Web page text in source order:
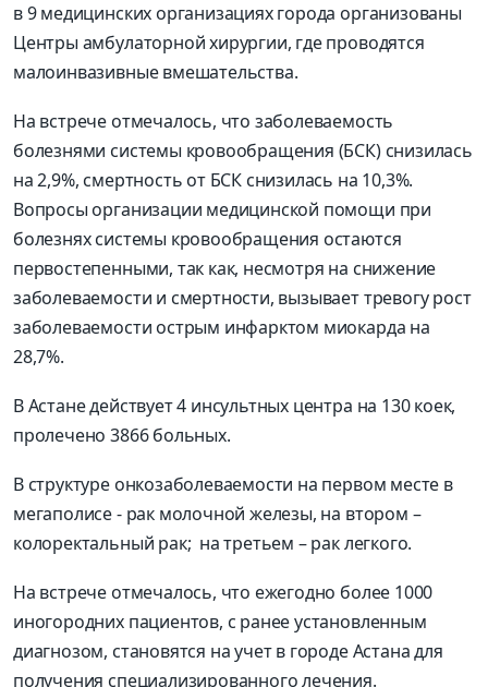
в 9 медицинских организациях города организованы
Центры амбулаторной хирургии, где проводятся
малоинвазивные вмешательства.
На встрече отмечалось, что заболеваемость
болезнями системы кровообращения (БСК) снизилась
на 2,9%, смертность от БСК снизилась на 10,3%.
Вопросы организации медицинской помощи при
болезнях системы кровообращения остаются
первостепенными, так как, несмотря на снижение
заболеваемости и смертности, вызывает тревогу рост
заболеваемости острым инфарктом миокарда на
28,7%.
В Астане действует 4 инсультных центра на 130 коек,
пролечено 3866 больных.
В структуре онкозаболеваемости на первом месте в
мегаполисе - рак молочной железы, на втором –
колоректальный рак; на третьем – рак легкого.
На встрече отмечалось, что ежегодно более 1000
иногородних пациентов, с ранее установленным
диагнозом, становятся на учет в городе Астана для
получения специализированного лечения.